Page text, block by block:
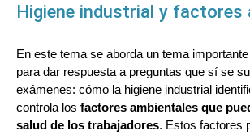
Higiene industrial y factores
En este tema se aborda un tema
para dar respuesta a preguntas que sí se
exámenes: cómo la higiene industrial
controla los factores ambientales que
salud de los trabajadores. Estos factores